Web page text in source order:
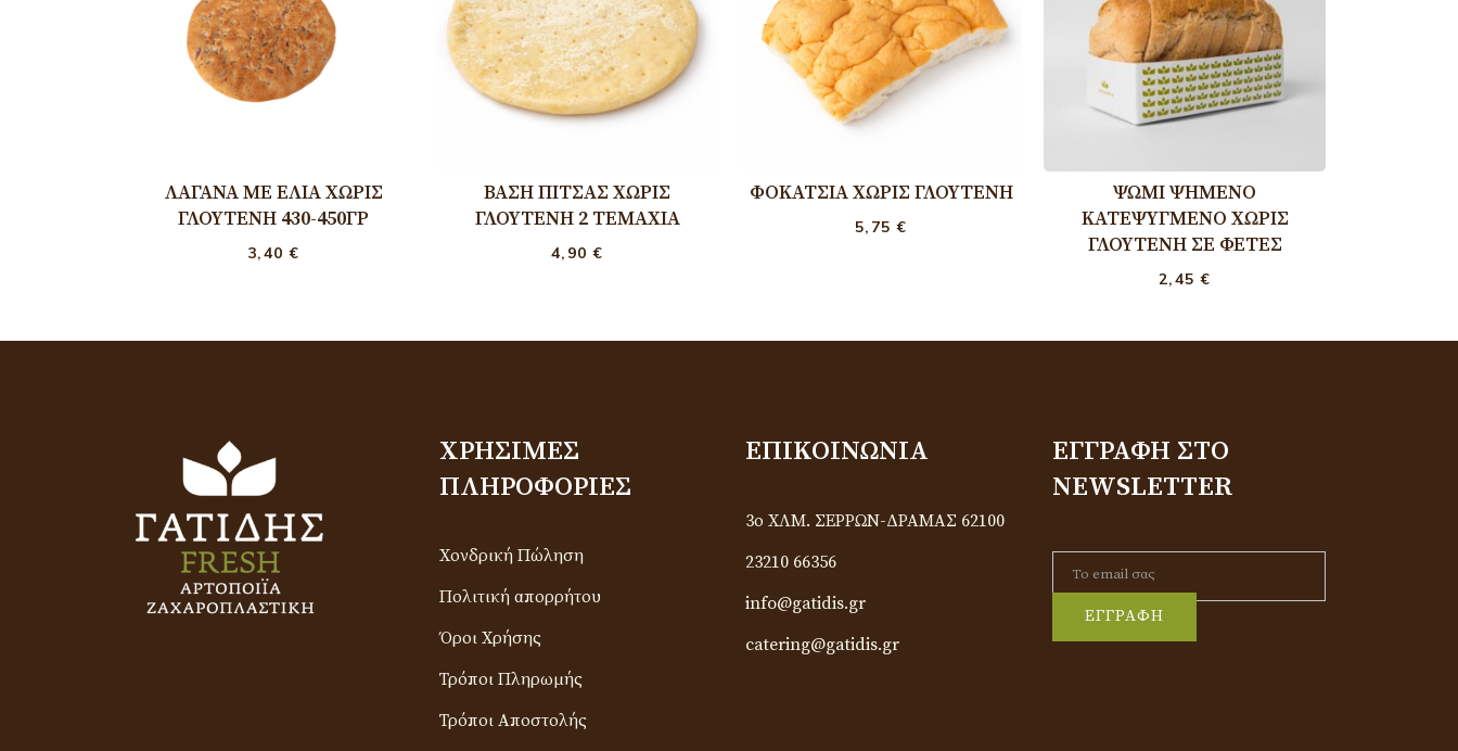
ΛΑΓΆΝΑ ΜΕ ΕΛΙΆ ΧΩΡΊΣ
ΓΛΟΥΤΈΝΗ 430-450ΓΡ
3,40€
ΒΆΣΗ ΠΊΤΣΑΣ ΧΩΡΊΣ
ΓΛΟΥΤΈΝΗ 2 ΤΕΜΆΧΙΑ
4,90€
ΦΟΚΆΤΣΙΑ ΧΩΡΊΣ ΓΛΟΥΤΈΝΗ
5,75€
ΨΩΜΊ ΨΗΜΈΝΟ
ΚΑΤΕΨΥΓΜΈΝΟ ΧΩΡΊΣ
ΓΛΟΥΤΈΝΗ ΣΕ ΦΈΤΕΣ
2,45€
ΧΡΉΣΙΜΕΣ
ΠΛΗΡΟΦΟΡΊΕΣ
Χονδρική Πώληση
Πολιτική απορρήτου
Όροι Χρήσης
Τρόποι Πληρωμής
Τρόποι Αποστολής
ΕΠΙΚΟΙΝΩΝΊΑ
3ο ΧΛΜ. ΣΕΡΡΩΝ-ΔΡΑΜΑΣ 62100
23210 66356
info@gatidis.gr
catering@gatidis.gr
ΕΓΓΡΑΦΉ ΣΤΟ
NEWSLETTER
ΕΓΓΡΑΦΗ